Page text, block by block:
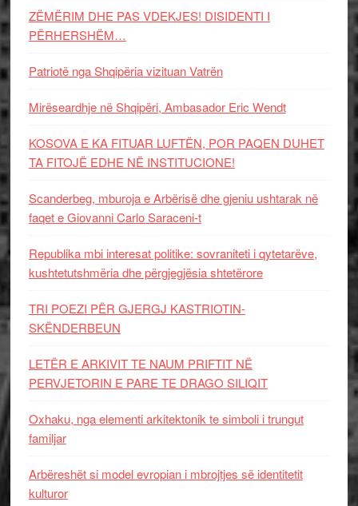
ZËMËRIM DHE PAS VDEKJES! DISIDENTI I
PËRHERSHËM…
Patriotë nga Shqipëria vizituan Vatrën
Mirëseardhje në Shqipëri, Ambasador Eric Wendt
KOSOVA E KA FITUAR LUFTËN, POR PAQEN DUHET
TA FITOJË EDHE NË INSTITUCIONE!
Scanderbeg, mburoja e Arbërisë dhe gjeniu ushtarak në
faqet e Giovanni Carlo Saraceni-t
Republika mbi interesat politike: sovraniteti i qytetarëve,
kushtetutshmëria dhe përgjegjësia shtetërore
TRI POEZI PËR GJERGJ KASTRIOTIN-
SKËNDERBEUN
LETËR E ARKIVIT TE NAUM PRIFTIT NË
PERVJETORIN E PARE TE DRAGO SILIQIT
Oxhaku, nga elementi arkitektonik te simboli i trungut
familjar
Arbëreshët si model evropian i mbrojtjes së identitetit
kulturor